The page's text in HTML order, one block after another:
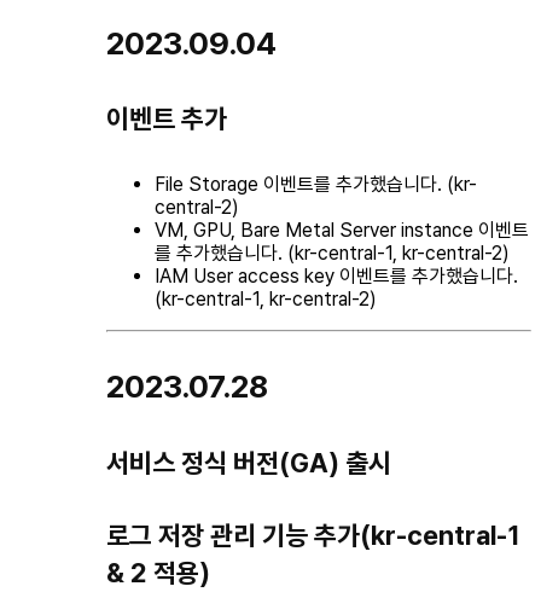
2023.09.04
이벤트 추가
File Storage 이벤트를 추가했습니다. (kr-
central-2)
VM, GPU, Bare Metal Server instance 이벤트
를 추가했습니다. (kr-central-1, kr-central-2)
IAM User access key 이벤트를 추가했습니다.
(kr-central-1, kr-central-2)
2023.07.28
서비스 정식 버전(GA) 출시
로그 저장 관리 기능 추가(kr-central-1
& 2 적용)